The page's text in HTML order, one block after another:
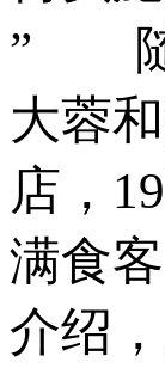
” 随
大蓉
店，
满食
介绍